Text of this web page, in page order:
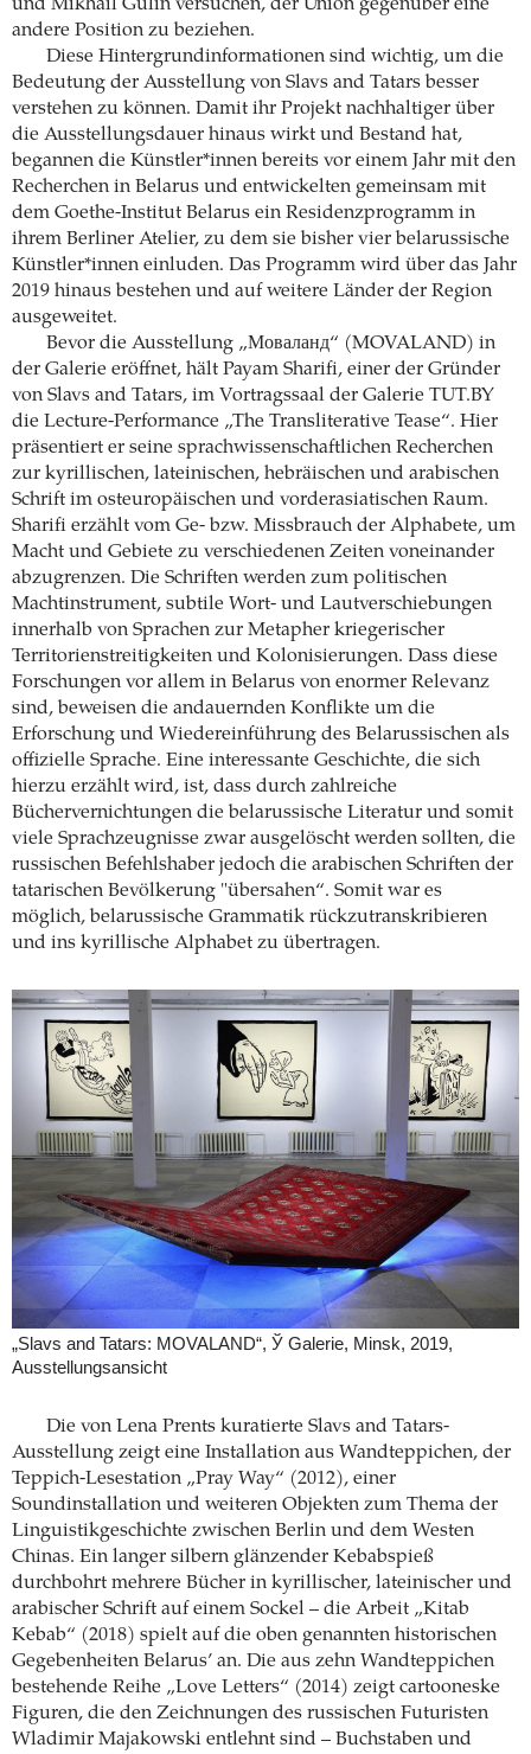
und Mikhail Gulin versuchen, der Union gegenüber eine
andere Position zu beziehen.
Diese Hintergrundinformationen sind wichtig, um die
Bedeutung der Ausstellung von Slavs and Tatars besser
verstehen zu können. Damit ihr Projekt nachhaltiger über
die Ausstellungsdauer hinaus wirkt und Bestand hat,
begannen die Künstler*innen bereits vor einem Jahr mit den
Recherchen in Belarus und entwickelten gemeinsam mit
dem Goethe-Institut Belarus ein Residenzprogramm in
ihrem Berliner Atelier, zu dem sie bisher vier belarussische
Künstler*innen einluden. Das Programm wird über das Jahr
2019 hinaus bestehen und auf weitere Länder der Region
ausgeweitet.
Bevor die Ausstellung „Моваланд“ (MOVALAND) in
der Galerie eröffnet, hält Payam Sharifi, einer der Gründer
von Slavs and Tatars, im Vortragssaal der Galerie TUT.BY
die Lecture-Performance „The Transliterative Tease“. Hier
präsentiert er seine sprachwissenschaftlichen Recherchen
zur kyrillischen, lateinischen, hebräischen und arabischen
Schrift im osteuropäischen und vorderasiatischen Raum.
Sharifi erzählt vom Ge- bzw. Missbrauch der Alphabete, um
Macht und Gebiete zu verschiedenen Zeiten voneinander
abzugrenzen. Die Schriften werden zum politischen
Machtinstrument, subtile Wort- und Lautverschiebungen
innerhalb von Sprachen zur Metapher kriegerischer
Territorienstreitigkeiten und Kolonisierungen. Dass diese
Forschungen vor allem in Belarus von enormer Relevanz
sind, beweisen die andauernden Konflikte um die
Erforschung und Wiedereinführung des Belarussischen als
offizielle Sprache. Eine interessante Geschichte, die sich
hierzu erzählt wird, ist, dass durch zahlreiche
Büchervernichtungen die belarussische Literatur und somit
viele Sprachzeugnisse zwar ausgelöscht werden sollten, die
russischen Befehlshaber jedoch die arabischen Schriften der
tatarischen Bevölkerung "übersahen“. Somit war es
möglich, belarussische Grammatik rückzutranskribieren
und ins kyrillische Alphabet zu übertragen.
„Slavs and Tatars: MOVALAND“, Ў Galerie, Minsk, 2019,
Ausstellungsansicht
Die von Lena Prents kuratierte Slavs and Tatars-
Ausstellung zeigt eine Installation aus Wandteppichen, der
Teppich-Lesestation „Pray Way“ (2012), einer
Soundinstallation und weiteren Objekten zum Thema der
Linguistikgeschichte zwischen Berlin und dem Westen
Chinas. Ein langer silbern glänzender Kebabspieß
durchbohrt mehrere Bücher in kyrillischer, lateinischer und
arabischer Schrift auf einem Sockel – die Arbeit „Kitab
Kebab“ (2018) spielt auf die oben genannten historischen
Gegebenheiten Belarus’ an. Die aus zehn Wandteppichen
bestehende Reihe „Love Letters“ (2014) zeigt cartooneske
Figuren, die den Zeichnungen des russischen Futuristen
Wladimir Majakowski entlehnt sind – Buchstaben und